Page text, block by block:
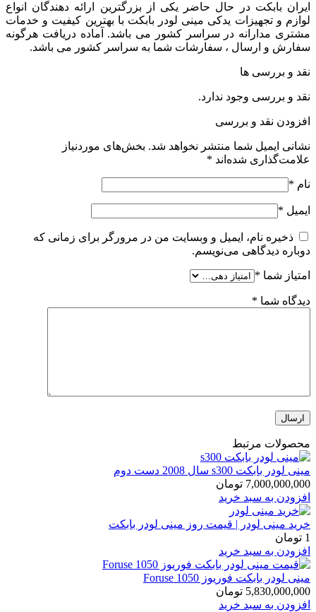
ایران بابکت در حال حاضر یکی از بزرگترین ارائه دهندگان انواع
لوازم و تجهیزات یدکی مینی لودر بابکت با بهترین کیفیت و خدمات
مشتری مدارانه در سراسر کشور می باشد. آماده دریافت هرگونه
سفارش و ارسال ، سفارشات شما به سراسر کشور می باشد.
نقد و بررسی ها
نقد و بررسی وجود ندارد.
افزودن نقد و بررسی
نشانی ایمیل شما منتشر نخواهد شد. بخش‌های موردنیاز
علامت‌گذاری شده‌اند *
نام *
ایمیل *
ذخیره نام، ایمیل و وبسایت من در مرورگر برای زمانی که
دوباره دیدگاهی می‌نویسم.
امتیاز شما *
دیدگاه شما *
محصولات مرتبط
مینی لودر بابکت s300 سال 2008 دست دوم
7,000,000,000 تومان
افزودن به سبد خرید
خرید مینی لودر | قیمت روز مینی لودر بابکت
1 تومان
افزودن به سبد خرید
مینی لودر بابکت فوریوز Foruse 1050
5,830,000,000 تومان
افزودن به سبد خرید